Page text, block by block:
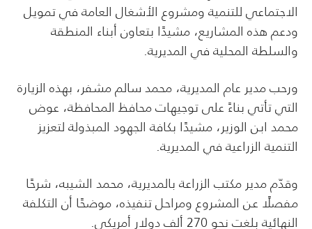
الاجتماعي للتنمية ومشروع الأشغال العامة في تمويل
ودعم هذه المشاريع، مشيدًا بتعاون أبناء المنطقة
والسلطة المحلية في المديرية.
ورحب مدير عام المديرية، محمد سالم مشفر، بهذه الزيارة
التي تأتي بناءً على توجيهات محافظ المحافظة، عوض
محمد ابن الوزير، مشيدًا بكافة الجهود المبذولة لتعزيز
التنمية الزراعية في المديرية.
وقدّم مدير مكتب الزراعة بالمديرية، محمد الشيبه، شرحًا
مفصلًا عن المشروع ومراحل تنفيذه، موضحًا أن التكلفة
النهائية بلغت نحو 270 ألف دولار أمريكي.